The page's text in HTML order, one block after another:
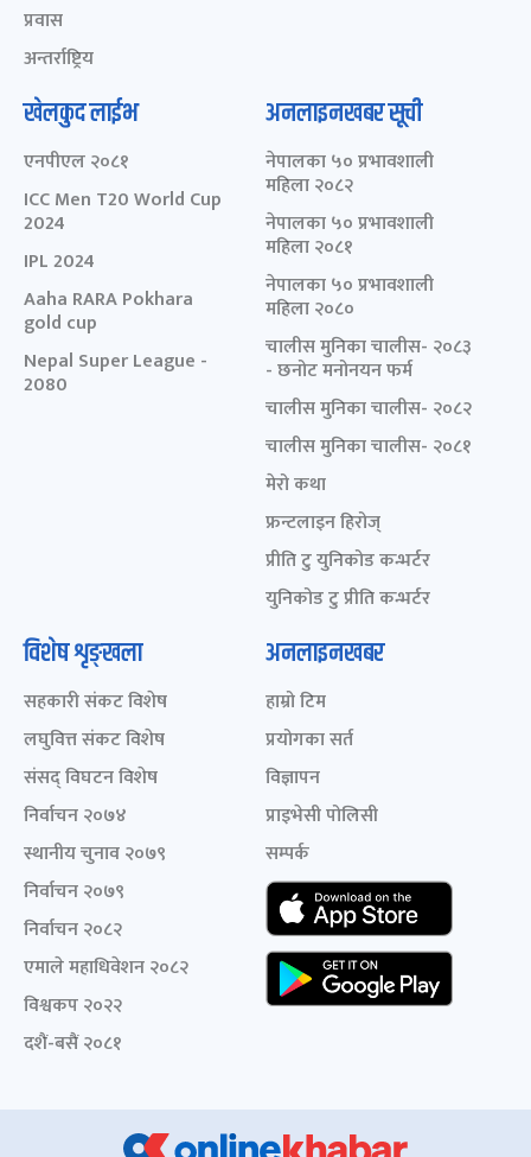
प्रवास
अन्तर्राष्ट्रिय
खेलकुद लाईभ
एनपीएल २०८१
ICC Men T20 World Cup
2024
IPL 2024
Aaha RARA Pokhara
gold cup
Nepal Super League -
2080
अनलाइनखबर सूची
नेपालका ५० प्रभावशाली
महिला २०८२
नेपालका ५० प्रभावशाली
महिला २०८१
नेपालका ५० प्रभावशाली
महिला २०८०
चालीस मुनिका चालीस- २०८३
- छनोट मनोनयन फर्म
चालीस मुनिका चालीस- २०८२
चालीस मुनिका चालीस- २०८१
मेरो कथा
फ्रन्टलाइन हिरोज्
प्रीति टु युनिकोड कन्भर्टर
युनिकोड टु प्रीति कन्भर्टर
विशेष शृङ्खला
सहकारी संकट विशेष
लघुवित्त संकट विशेष
संसद् विघटन विशेष
निर्वाचन २०७४
स्थानीय चुनाव २०७९
निर्वाचन २०७९
निर्वाचन २०८२
एमाले महाधिवेशन २०८२
विश्वकप २०२२
दशैं-बसैं २०८१
अनलाइनखबर
हाम्रो टिम
प्रयोगका सर्त
विज्ञापन
प्राइभेसी पोलिसी
सम्पर्क